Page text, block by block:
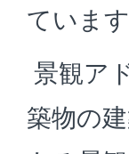
ています
景観ア
築物の